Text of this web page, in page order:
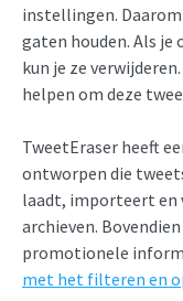
instellingen.
gaten houden. Als
kun je ze
helpen om deze
TweetEraser heeft
ontworpen die
laadt, importeert en
archieven.
promotionele
met het filteren en